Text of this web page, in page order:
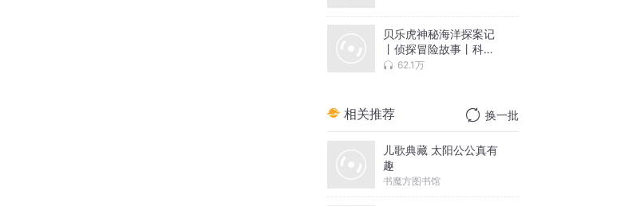
贝乐虎神秘海洋探案记
丨侦探冒险故事丨科普
百科62.1万
相关推荐 换一批
儿歌典藏 太阳公公真有
趣
书魔方图书馆